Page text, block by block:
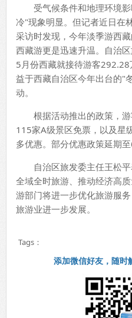
受气候条件和地理环境影
冷"现象明显。但记者近日在
采访时发现，今年淡季游西
西藏游更是迅速升温。自治
5月份西藏就接待游客
益于西藏自治区今年出台的"
动。
根据活动推出的政策，游
115家A级景区免票，以及星
多优惠。部分优惠政策延期至
自治区旅发委主任王松平
全域全时旅游、推动经济高
游部门将进一步优化旅游服
旅游业进一步发展。
Tags：
添加微信好友，随时